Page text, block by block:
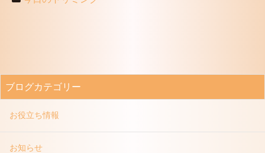
ブログカテゴリー
お役立ち情報
お知らせ